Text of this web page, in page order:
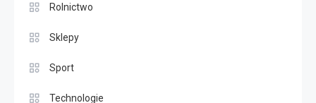
Rolnictwo
Sklepy
Sport
Technologie